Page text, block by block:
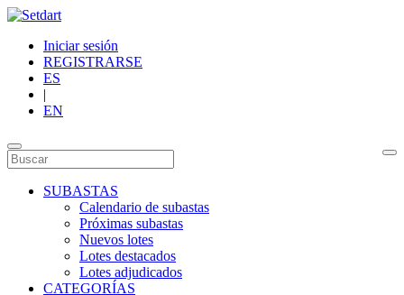
Iniciar sesión
REGISTRARSE
ES
|
EN
SUBASTAS
Calendario de subastas
Próximas subastas
Nuevos lotes
Lotes destacados
Lotes adjudicados
CATEGORÍAS